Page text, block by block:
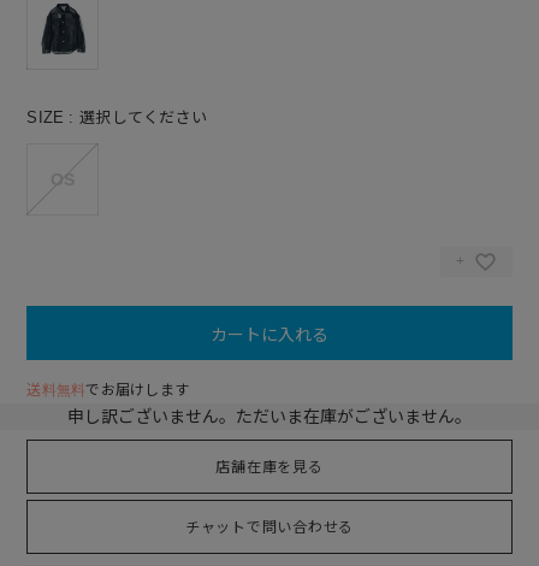
SIZE 選択してください
カートに入れる
送料無料でお届けします
申し訳ございません。ただいま在庫がございません。
店舗在庫を見る
チャットで問い合わせる